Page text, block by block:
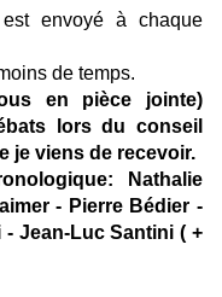
envoyé à chaque
de temps.
en pièce jointe)
lors du conseil
je viens de recevoir.
Nathalie
- Pierre Bédier -
Jean-Luc Santini ( +